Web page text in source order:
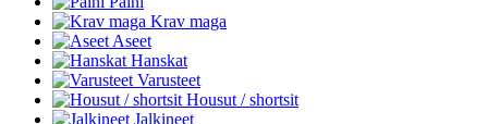
Krav maga
Aseet
Hanskat
Varusteet
Housut / shortsit
Jalkineet